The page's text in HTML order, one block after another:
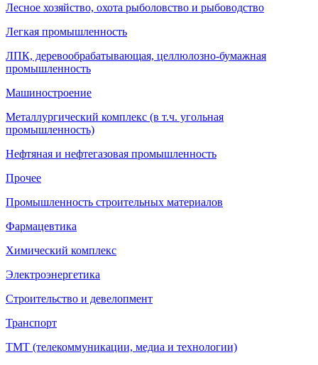
Лесное хозяйство, охота рыболовство и рыбоводство
Легкая промышленность
ЛПК, деревообрабатывающая, целлюлозно-бумажная
промышленность
Машиностроение
Металлургический комплекс (в т.ч. угольная
промышленность)
Нефтяная и нефтегазовая промышленность
Прочее
Промышленность строительных материалов
Фармацевтика
Химический комплекс
Электроэнергетика
Строительство и девелопмент
Транспорт
ТМТ (телекоммуникации, медиа и технологии)